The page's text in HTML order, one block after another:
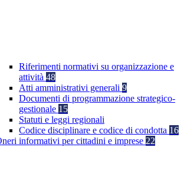
Riferimenti normativi su organizzazione e
attività 48
Atti amministrativi generali 9
Documenti di programmazione strategico-
gestionale 15
Statuti e leggi regionali
Codice disciplinare e codice di condotta 16
informativi per cittadini e imprese 22